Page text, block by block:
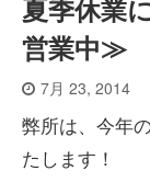
夏季休業
営業中≫
7月 23, 2014
弊所は、今年
たします！